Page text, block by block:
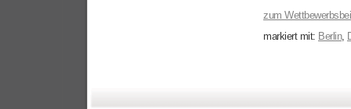
zum
markiert mit: Berlin,